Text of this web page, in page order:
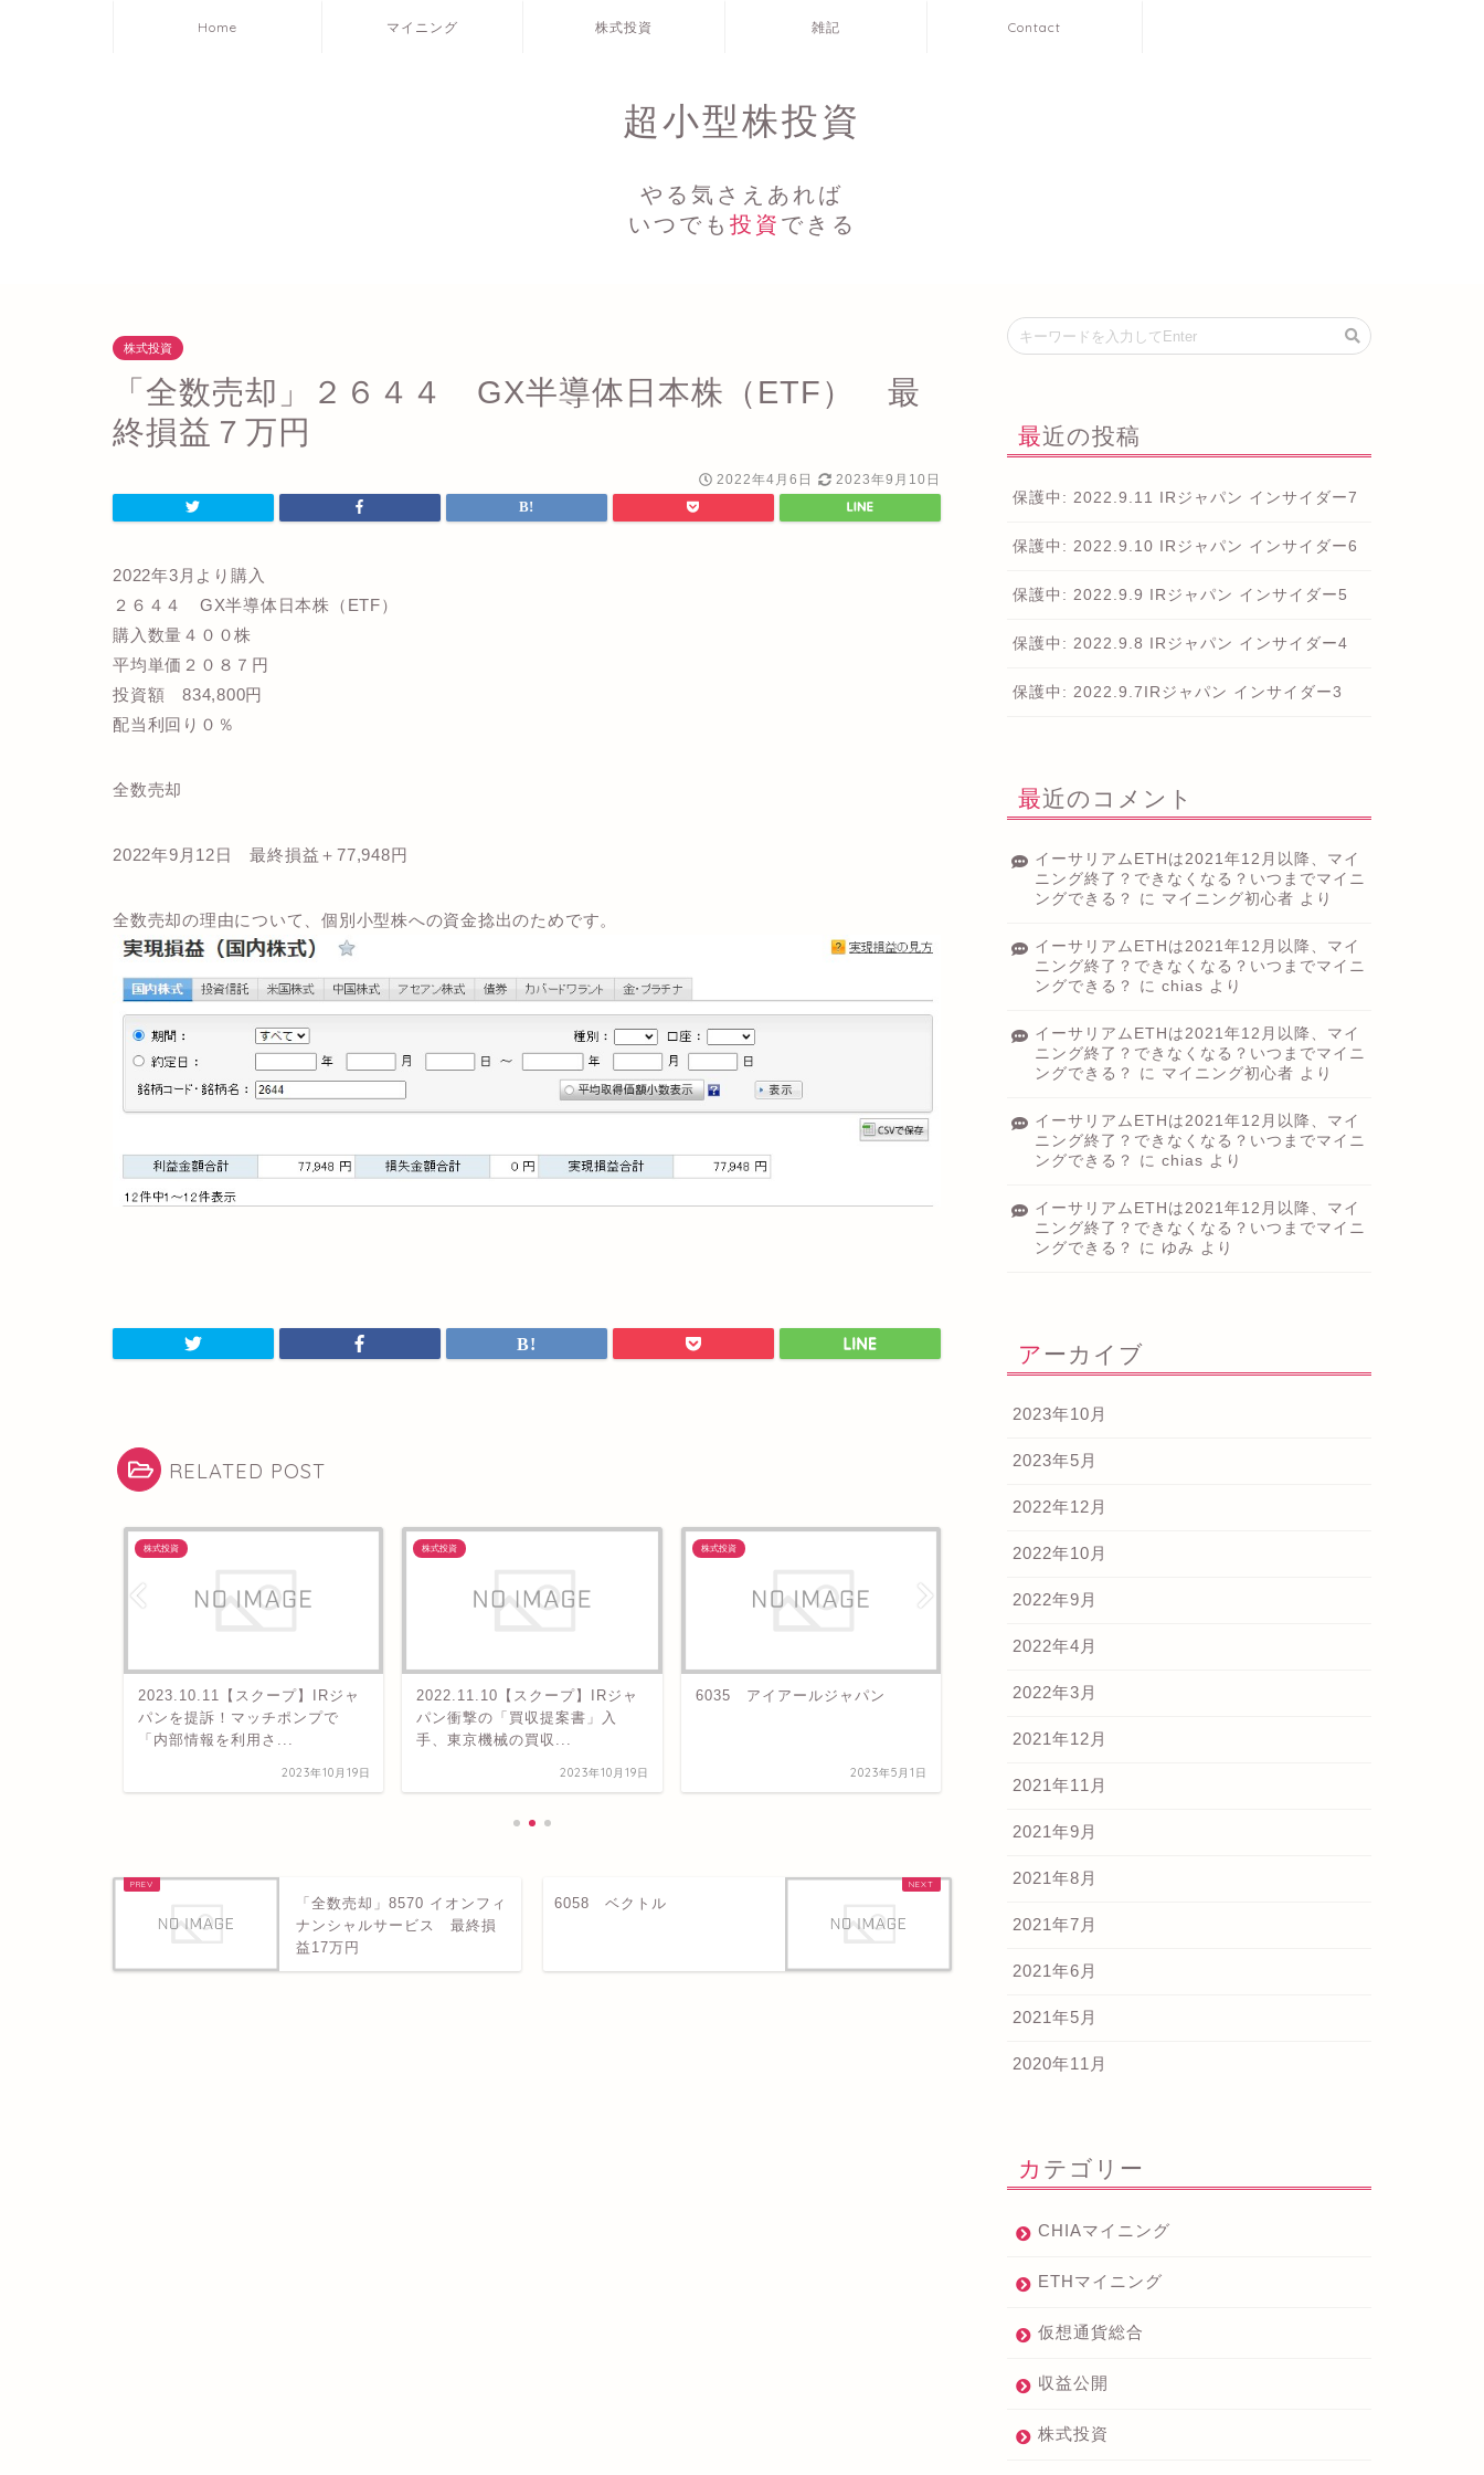
Home マイニング 株式投資 雑記 Contact
超小型株投資
やる気さえあれば
いつでも 投資 できる
株式投資
「全数売却」２６４４ GX半導体日本株（ETF） 最
終損益７万円
2022年4月6日 2023年9月10日
2022年3月より購入
２６４４ GX半導体日本株（ETF）
購入数量４００株
平均単価２０８７円
投資額 834,800円
配当利回り０％
全数売却
2022年9月12日 最終損益＋77,948円
全数売却の理由について、個別小型株への資金捻出のためです。
RELATED POST
株式投資
2023.10.11【スクープ】IRジャ
パンを提訴！マッチポンプで
「内部情報を利用さ...
2023年10月19日
株式投資
2022.11.10【スクープ】IRジャ
パン衝撃の「買収提案書」入
手、東京機械の買収...
2023年10月19日
株式投資
6035 アイアールジャパン
2023年5月1日
株式投資
2023.10.11【スクープ】IRジャ
「内部情報を利用さ...
「全数売却」8570 イオンフィ
ナンシャルサービス 最終損
益17万円
6058 ベクトル
最近の投稿
保護中: 2022.9.11 IRジャパン インサイダー7
保護中: 2022.9.10 IRジャパン インサイダー6
保護中: 2022.9.9 IRジャパン インサイダー5
保護中: 2022.9.8 IRジャパン インサイダー4
保護中: 2022.9.7IRジャパン インサイダー3
最近のコメント
イーサリアムETHは2021年12月以降、マイ
ニング終了？できなくなる？いつまでマイニ
ングできる？
に マイニング初心者 より
イーサリアムETHは2021年12月以降、マイ
ニング終了？できなくなる？いつまでマイニ
ングできる？
に chias より
イーサリアムETHは2021年12月以降、マイ
ニング終了？できなくなる？いつまでマイニ
ングできる？
に マイニング初心者 より
イーサリアムETHは2021年12月以降、マイ
ニング終了？できなくなる？いつまでマイニ
ングできる？
に chias より
イーサリアムETHは2021年12月以降、マイ
ニング終了？できなくなる？いつまでマイニ
ングできる？
に ゆみ より
アーカイブ
2023年10月
2023年5月
2022年12月
2022年10月
2022年9月
2022年4月
2022年3月
2021年12月
2021年11月
2021年9月
2021年8月
2021年7月
2021年6月
2021年5月
2020年11月
カテゴリー
CHIAマイニング
ETHマイニング
仮想通貨総合
収益公開
株式投資